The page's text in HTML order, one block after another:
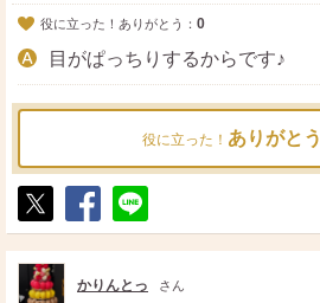
役に立った！ありがとう： 0
目がぱっちりするからです♪
役に立った！ ありがとう
ポ
ス
ト
シ
ェ
送
る
かりんとっ さん